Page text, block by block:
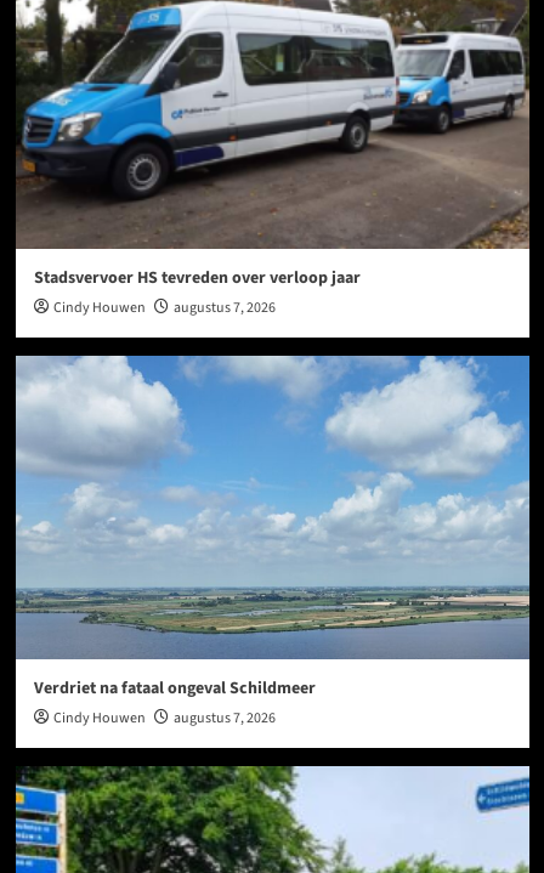
Stadsvervoer HS tevreden over verloop jaar
Cindy Houwen augustus 7, 2026
Verdriet na fataal ongeval Schildmeer
Cindy Houwen augustus 7, 2026